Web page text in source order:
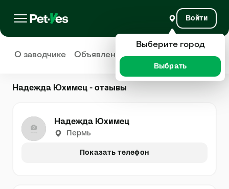
Войти
О заводчике Объявления Отзывы
Надежда Юхимец - отзывы
Надежда Юхимец
Пермь
Показать телефон
Выберите город
Выбрать